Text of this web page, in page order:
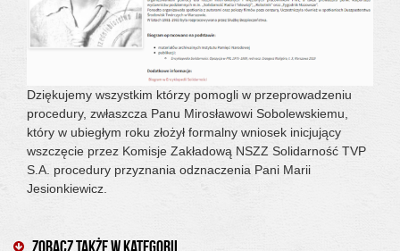
Dziękujemy wszystkim którzy pomogli w przeprowadzeniu
procedury, zwłaszcza Panu Mirosławowi Sobolewskiemu,
który w ubiegłym roku złożył formalny wniosek inicjujący
wszczęcie przez Komisje Zakładową NSZZ Solidarność TVP
S.A. procedury przyznania odznaczenia Pani Marii
Jesionkiewicz.
Zobacz także w kategorii